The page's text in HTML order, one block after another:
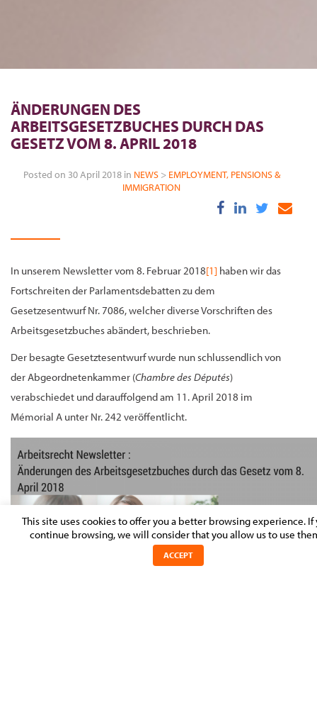
ÄNDERUNGEN DES
ARBEITSGESETZBUCHES DURCH DAS
GESETZ VOM 8. APRIL 2018
Posted on 30 April 2018 in NEWS> EMPLOYMENT, PENSIONS &
IMMIGRATION
In unserem Newsletter vom 8. Februar 2018[1] haben wir das
Fortschreiten der Parlamentsdebatten zu dem
Gesetzesentwurf Nr. 7086, welcher diverse Vorschriften des
Arbeitsgesetzbuches abändert, beschrieben.
Der besagte Gesetztesentwurf wurde nun schlussendlich von
der Abgeordnetenkammer (Chambre des Députés)
verabschiedet und darauffolgend am 11. April 2018 im
Mémorial A unter Nr. 242 veröffentlicht.
This site uses cookies to offer you a better browsing experience. If
continue browsing, we will consider that you allow us to use
ACCEPT